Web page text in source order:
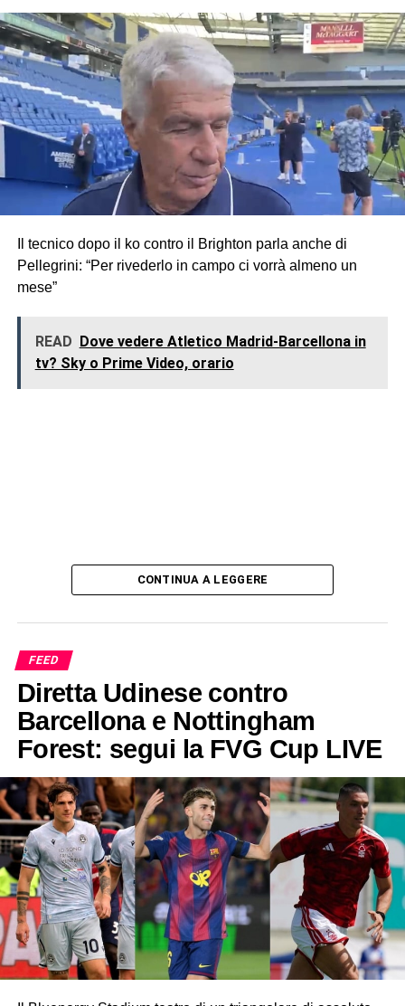
Il tecnico dopo il ko contro il Brighton parla anche di
Pellegrini: “Per rivederlo in campo ci vorrà almeno un
mese”
READ Dove vedere Atletico Madrid-Barcellona in
tv? Sky o Prime Video, orario
CONTINUA A LEGGERE
FEED
Diretta Udinese contro
Barcellona e Nottingham
Forest: segui la FVG Cup LIVE